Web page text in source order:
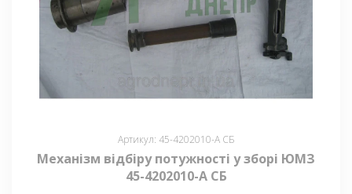
Артикул: 45-4202010-А СБ
Механізм відбіру потужності у зборі ЮМЗ
45-4202010-А СБ